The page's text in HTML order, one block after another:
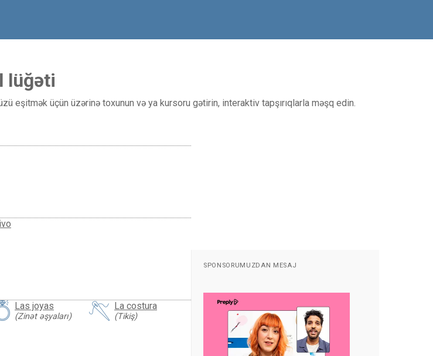
lüğəti
eşitmək üçün üzərinə toxunun və ya kursoru gətirin, interaktiv tapşırıqlarla məşq edin.
Las joyas
(Zinət əşyaları)
La costura
(Tikiş)
SPONSORUMUZDAN MESAJ